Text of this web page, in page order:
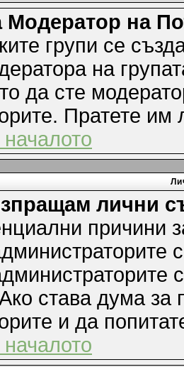
Модератор на
групи се
на
да сте
Пратете
лични
причини
става дума за
и да